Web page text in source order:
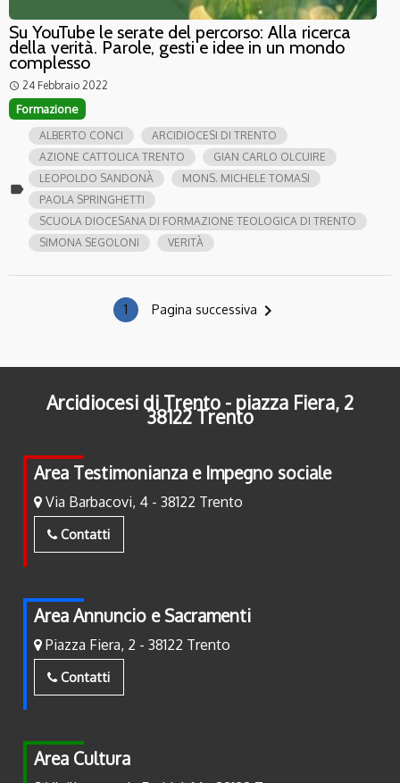
Su YouTube le serate del percorso: Alla ricerca
della verità. Parole, gesti e idee in un mondo
complesso
access_time 24 Febbraio 2022
Formazione
label
ALBERTO CONCI
ARCIDIOCESI DI TRENTO
AZIONE CATTOLICA TRENTO
GIAN CARLO OLCUIRE
LEOPOLDO SANDONÀ
MONS. MICHELE TOMASI
PAOLA SPRINGHETTI
SCUOLA DIOCESANA DI FORMAZIONE TEOLOGICA DI TRENTO
SIMONA SEGOLONI
VERITÀ
1 Pagina successiva navigate_next
Arcidiocesi di Trento - piazza Fiera, 2
38122 Trento
Area Testimonianza e Impegno sociale
Via Barbacovi, 4 - 38122 Trento
Contatti
Area Annuncio e Sacramenti
Piazza Fiera, 2 - 38122 Trento
Contatti
Area Cultura